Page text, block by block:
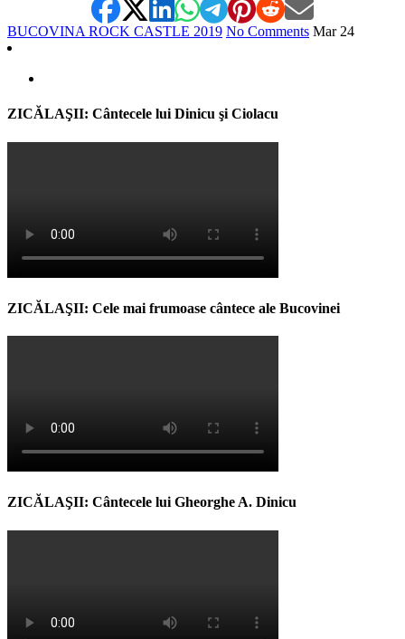
BUCOVINA ROCK CASTLE 2019 No Comments Mar 24
ZICĂLAŞII: Cântecele lui Dinicu şi Ciolacu
ZICĂLAŞII: Cele mai frumoase cântece ale Bucovinei
ZICĂLAŞII: Cântecele lui Gheorghe A. Dinicu